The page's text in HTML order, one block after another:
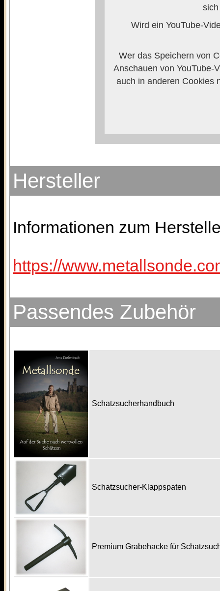
Wird ein YouTube-
Wer das Speichern von
Anschauen von YouTube-
auch in anderen Cookies
Hersteller
Informationen zum
https://
Passendes Zubehör
Schatzsucherhandbuch
Schatzsucher-Klappspaten
Premium Grabehacke für